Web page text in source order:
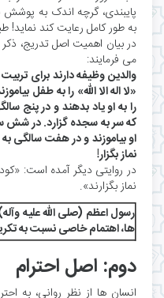
پایبندی، گرچه اندک به پوشش
به طور کامل رعایت کند
در بیان اهمیت اصل تدریج،
می فرمایند:
والدین وظیفه دارند برای
«لا اله الا اللّه» را به طفل
را به او یاد بدهند و در پنج
که سر به سجده گزارد. در شش
او بیاموزند و در هفت سالگی
نماز بگزار!
در روایتی دیگر آمده است:
نماز بگزارند».
رسول اعظم (صلی الله علیه
ها، اهتمام خاصی نسبت به
دوم: اصل احترام
انسان ها از نظر روانی، به